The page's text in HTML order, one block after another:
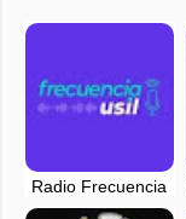
Radio Frecuencia
USIL en vivo -